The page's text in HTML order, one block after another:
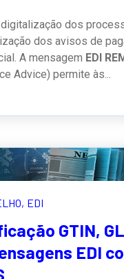
digitalização dos
dos avisos de
A mensagem EDI
Advice) permite às...
EDI
GTIN,
EDI